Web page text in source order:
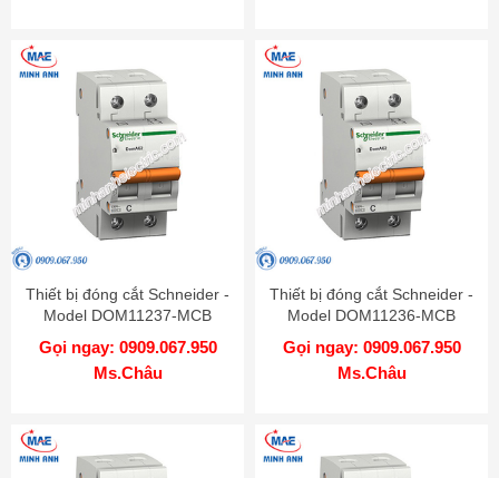
Thiết bị đóng cắt Schneider -
Model DOM11237-MCB
Gọi ngay: 0909.067.950
Ms.Châu
Thiết bị đóng cắt Schneider -
Model DOM11236-MCB
Gọi ngay: 0909.067.950
Ms.Châu